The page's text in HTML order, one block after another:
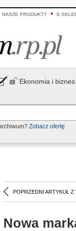
NASZE PRODUKTY E-
Ekonomia i biznes
Zobacz ofertę
POPRZEDNI ARTYKUŁ Z
Nowa